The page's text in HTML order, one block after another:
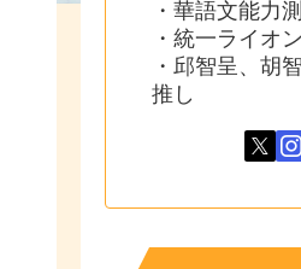
・華語文能力
・統一ライオ
・邱智呈、胡
推し